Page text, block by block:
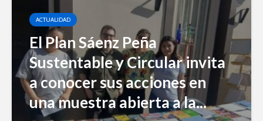
ACTUALIDAD
El Plan Sáenz Peña
Sustentable y Circular invita
a conocer sus acciones en
una muestra abierta a la...